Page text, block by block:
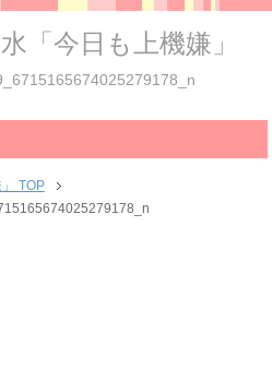
「今日も上機嫌」
TOP